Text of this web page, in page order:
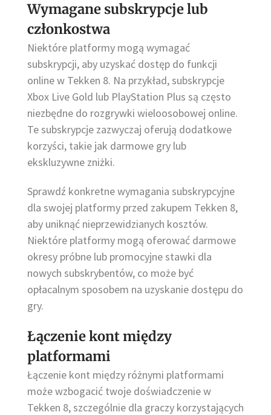
Wymagane subskrypcje lub
członkostwa
Niektóre platformy mogą wymagać
subskrypcji, aby uzyskać dostęp do funkcji
online w Tekken 8. Na przykład, subskrypcje
Xbox Live Gold lub PlayStation Plus są często
niezbędne do rozgrywki wieloosobowej online.
Te subskrypcje zazwyczaj oferują dodatkowe
korzyści, takie jak darmowe gry lub
ekskluzywne zniżki.
Sprawdź konkretne wymagania subskrypcyjne
dla swojej platformy przed zakupem Tekken 8,
aby uniknąć nieprzewidzianych kosztów.
Niektóre platformy mogą oferować darmowe
okresy próbne lub promocyjne stawki dla
nowych subskrybentów, co może być
opłacalnym sposobem na uzyskanie dostępu do
gry.
Łączenie kont między
platformami
Łączenie kont między różnymi platformami
może wzbogacić twoje doświadczenie w
Tekken 8, szczególnie dla graczy korzystających